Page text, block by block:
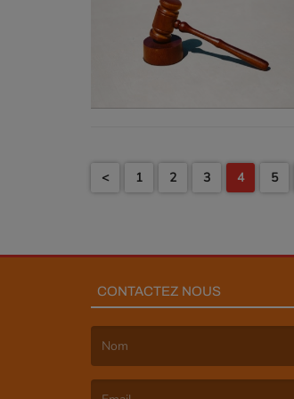
<
1 2 3 4 5
CONTACTEZ NOUS